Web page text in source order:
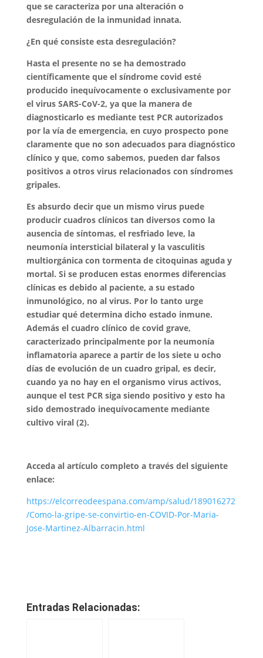
que se caracteriza por una alteración o
desregulación de la inmunidad innata.
¿En qué consiste esta desregulación?
Hasta el presente no se ha demostrado
científicamente que el síndrome covid esté
producido inequívocamente o exclusivamente por
el virus SARS-CoV-2, ya que la manera de
diagnosticarlo es mediante test PCR autorizados
por la vía de emergencia, en cuyo prospecto pone
claramente que no son adecuados para diagnóstico
clínico y que, como sabemos, pueden dar falsos
positivos a otros virus relacionados con síndromes
gripales.
Es absurdo decir que un mismo virus puede
producir cuadros clínicos tan diversos como la
ausencia de síntomas, el resfriado leve, la
neumonía intersticial bilateral y la vasculitis
multiorgánica con tormenta de citoquinas aguda y
mortal. Si se producen estas enormes diferencias
clínicas es debido al paciente, a su estado
inmunológico, no al virus. Por lo tanto urge
estudiar qué determina dicho estado inmune.
Además el cuadro clínico de covid grave,
caracterizado principalmente por la neumonía
inflamatoria aparece a partir de los siete u ocho
días de evolución de un cuadro gripal, es decir,
cuando ya no hay en el organismo virus activos,
aunque el test PCR siga siendo positivo y esto ha
sido demostrado inequívocamente mediante
cultivo viral (2).
Acceda al artículo completo a través del siguiente
enlace:
https://elcorreodeespana.com/amp/salud/189016272
/Como-la-gripe-se-convirtio-en-COVID-Por-Maria-
Jose-Martinez-Albarracin.html
Entradas Relacionadas: